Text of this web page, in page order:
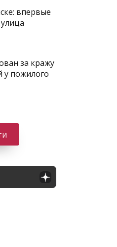
впервые
за кражу
у пожилого